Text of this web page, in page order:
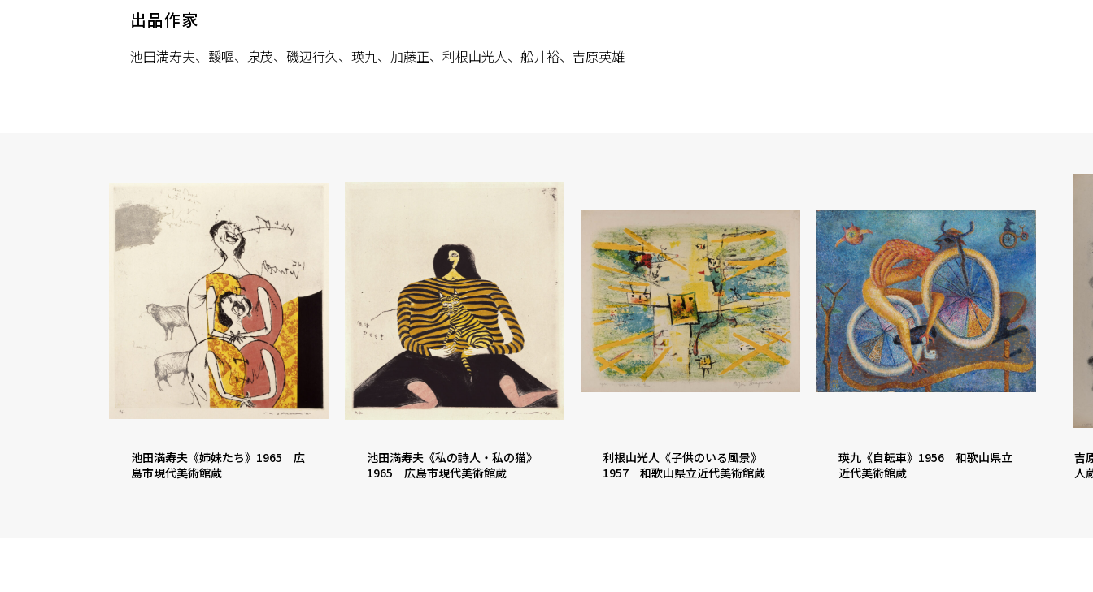
出品作家
池田満寿夫、靉嘔、泉茂、磯辺行久、瑛九、加藤正、利根山光人、舩井裕、吉原英雄
池田満寿夫《姉妹たち》1965 広
島市現代美術館蔵
池田満寿夫《私の詩人・私の猫》
1965 広島市現代美術館蔵
利根山光人《子供のいる風景》
1957 和歌山県立近代美術館蔵
瑛九《自転車》1956 和歌山県立
近代美術館蔵
吉
人